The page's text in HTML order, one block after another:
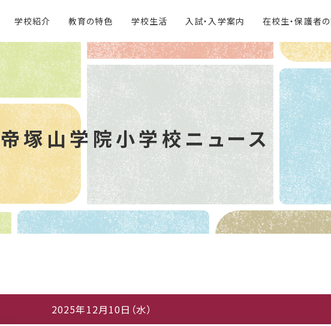
学校紹介 教育の特色 学校生活 入試・入学案内 在校生・保護者
帝塚山学院小学校ニュース
2025年12月10日（水）